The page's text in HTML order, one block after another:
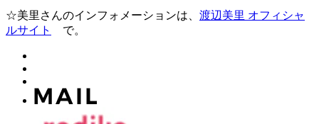
☆美里さんのインフォメーションは、 渡辺美里 オフィシャ
ルサイト
で。